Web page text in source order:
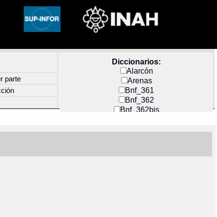
Diccionarios:
Alarcón
Arenas
Bnf_361
Bnf_362
Bnf_362bis
Docs_México
parte